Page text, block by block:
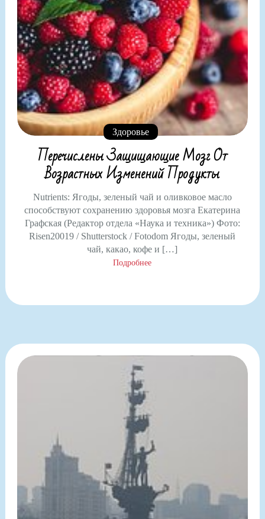
Здоровье
Перечислены Защищающие Мозг От
Возрастных Изменений Продукты
Nutrients: Ягоды, зеленый чай и оливковое масло
способствуют сохранению здоровья мозга Екатерина
Графская (Редактор отдела «Наука и техника») Фото:
Risen20019 / Shutterstock / Fotodom Ягоды, зеленый
чай, какао, кофе и […]
Подробнее